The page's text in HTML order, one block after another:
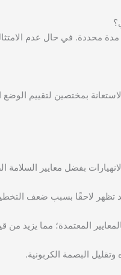
محددة. في حال عدم
بمختصين لتقييم الوضع
بفضل معايير السلامة
تظهر لاحقًا بسبب ضعف
المعتمدة؛ مما يزيد من
وتقليل البصمة الكربونية.